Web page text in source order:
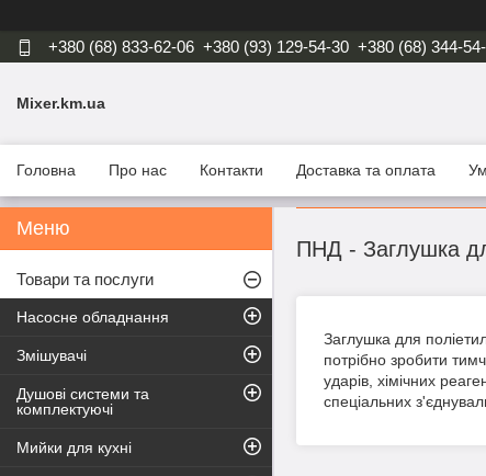
+380 (68) 833-62-06 +380 (93) 129-54-30 +380 (68) 344-
Mixer.km.ua
Головна Про нас Контакти Доставка та оплата
ПНД - Заглушка
Заглушка для
потрібно зробити
ударів, хімічних
спеціальних
Товари та послуги
Насосне обладнання
Змішувачі
Душові системи та
комплектуючі
Мийки для кухні